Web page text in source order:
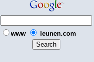
www leunen.com